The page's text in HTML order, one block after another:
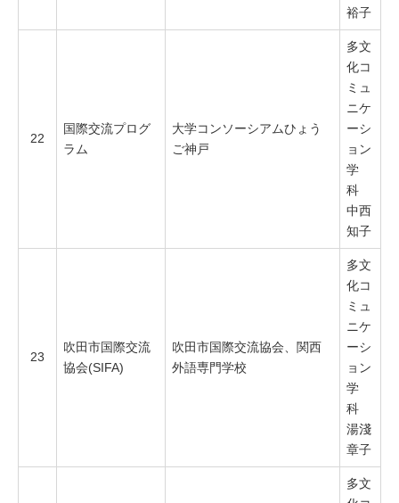
裕子
22
国際交流プログ
ラム
大学コンソーシアムひょう
ご神戸
多文
化コ
ミュ
ニケ
ーシ
ョン
学
科
中西
知子
23
吹田市国際交流
協会(SIFA)
吹田市国際交流協会、関西
外語専門学校
多文
化コ
ミュ
ニケ
ーシ
ョン
学
科
湯淺
章子
多文